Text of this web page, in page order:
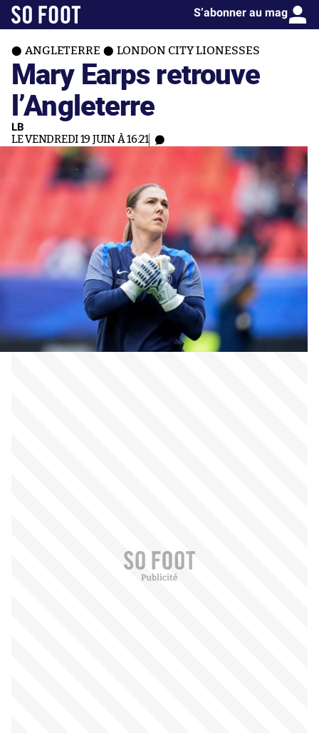
S’abonner au mag
ANGLETERRE LONDON CITY LIONESSES
Mary Earps retrouve
l’Angleterre
LB
LE VENDREDI 19 JUIN À 16:21